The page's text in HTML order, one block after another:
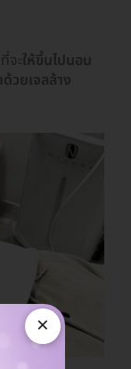
จะให้ขึ้นไปนอน
วยเจลล้าง
×